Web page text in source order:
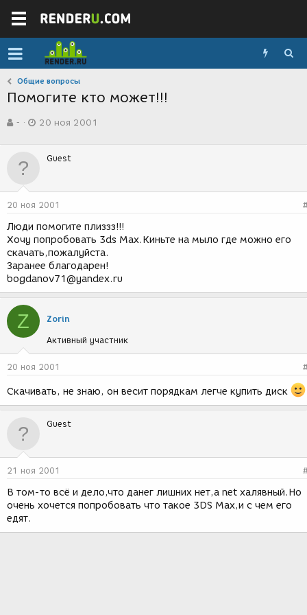
Общие вопросы
Помогите кто может!!!
в
р
м
-
а
д
н
и
я
20 ноя 2001
Guest
20 ноя 2001
Люди помогите плиззз!!!
Хочу попробовать 3ds Max.Киньте на мыло где можно его
скачать,пожалуйста.
Заранее благодарен!
bogdanov71@yandex.ru
Z Zorin
Активный участник
20 ноя 2001
Скачивать, не знаю, он весит порядкам легче купить диск
Guest
21 ноя 2001
В том-то всё и дело,что данег лишних нет,а net халявный.Но
очень хочется попробовать что такое 3DS Max,и с чем его
едят.